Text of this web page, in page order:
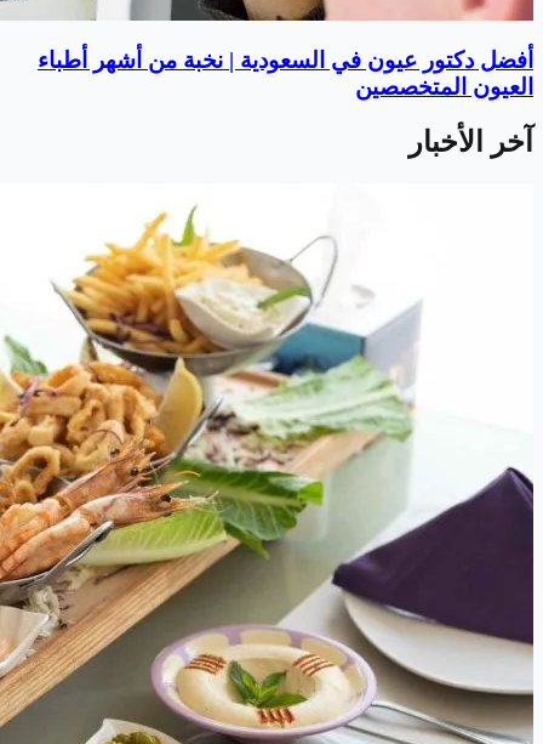
أفضل دكتور عيون في السعودية | نخبة من أشهر أطباء
العيون المتخصصين
آخر الأخبار